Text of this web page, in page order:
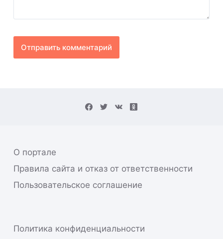
Отправить комментарий
О портале
Правила сайта и отказ от ответственности
Пользовательское соглашение
Политика конфиденциальности